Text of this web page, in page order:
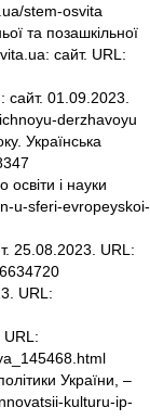
stem-osvita
та позашкільної
сайт. URL:
01.09.2023.
derzhavoyu
Українська
освіти і науки
u-sferi-evropeyskoi-
25.08.2023. URL:
URL:
URL:
України, –
kulturu-ip-